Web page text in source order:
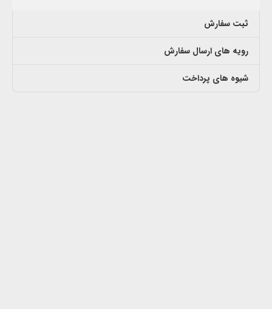
ثبت سفارش
رویه های ارسال سفارش
شیوه های پرداخت